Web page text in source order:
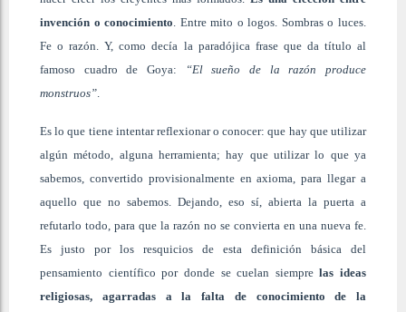
invención o conocimiento. Entre mito o logos. Sombras o luces.
Fe o razón. Y, como decía la paradójica frase que da título al
famoso cuadro de Goya:
“El sueño de la razón produce
monstruos”.
Es lo que tiene intentar reflexionar o conocer: que hay que utilizar
algún método, alguna herramienta; hay que utilizar lo que ya
sabemos, convertido provisionalmente en axioma, para llegar a
aquello que no sabemos. Dejando, eso sí, abierta la puerta a
refutarlo todo, para que la razón no se convierta en una nueva fe.
Es justo por los resquicios de esta definición básica del
pensamiento científico por donde se cuelan siemprelas ideas
religiosas, agarradas a la falta de conocimiento de la